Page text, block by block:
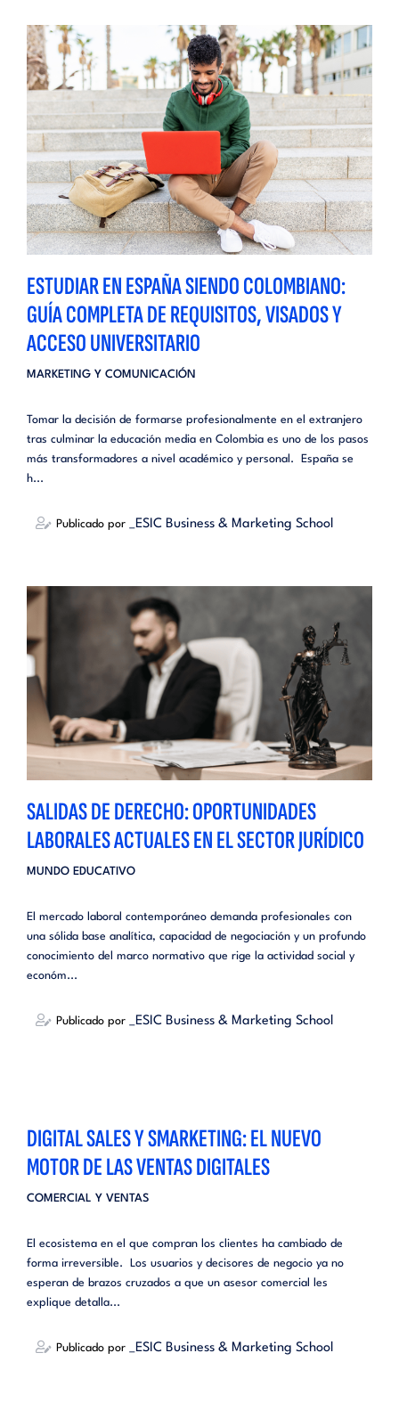
ESTUDIAR EN ESPAÑA SIENDO COLOMBIANO:
GUÍA COMPLETA DE REQUISITOS, VISADOS Y
ACCESO UNIVERSITARIO
MARKETING Y COMUNICACIÓN
Tomar la decisión de formarse profesionalmente en el extranjero
tras culminar la educación media en Colombia es uno de los pasos
más transformadores a nivel académico y personal. España se
h...
Publicado por _ESIC Business & Marketing School
SALIDAS DE DERECHO: OPORTUNIDADES
LABORALES ACTUALES EN EL SECTOR JURÍDICO
MUNDO EDUCATIVO
El mercado laboral contemporáneo demanda profesionales con
una sólida base analítica, capacidad de negociación y un profundo
conocimiento del marco normativo que rige la actividad social y
económ...
Publicado por _ESIC Business & Marketing School
DIGITAL SALES Y SMARKETING: EL NUEVO
MOTOR DE LAS VENTAS DIGITALES
COMERCIAL Y VENTAS
El ecosistema en el que compran los clientes ha cambiado de
forma irreversible. Los usuarios y decisores de negocio ya no
esperan de brazos cruzados a que un asesor comercial les
explique detalla...
Publicado por _ESIC Business & Marketing School